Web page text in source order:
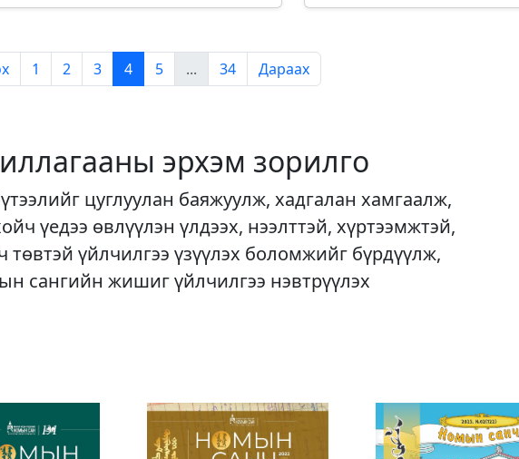
1 2 3 4 5 ... 34 Дараах
эрхэм зорилго
цуглуулан баяжуулж, хадгалан хамгаалж,
үедээ өвлүүлэн үлдээх, нээлттэй, хүртээмжтэй,
төвтэй үйлчилгээ үзүүлэх боломжийг бүрдүүлж,
сангийн жишиг үйлчилгээ нэвтрүүлэх